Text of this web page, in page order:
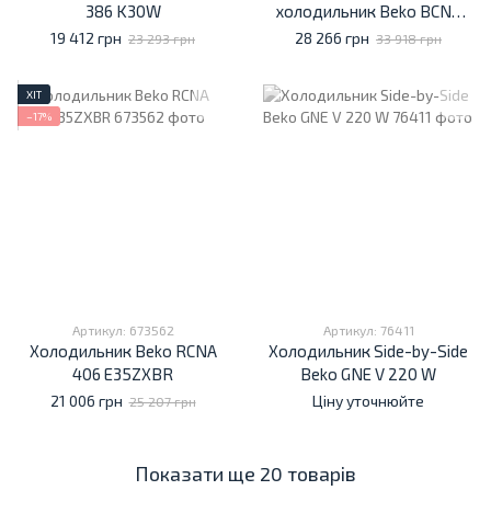
386 K30W
19 412 грн 23 293 грн
холодильник Beko BCNA
306 E3S
28 266 грн 33 918 грн
ХІТ
−17%
Артикул: 673562
Холодильник Beko RCNA
406 E35ZXBR
21 006 грн 25 207 грн
Артикул: 76411
Холодильник Side-by-Side
Beko GNE V 220 W
Ціну уточнюйте
Показати ще 20 товарів